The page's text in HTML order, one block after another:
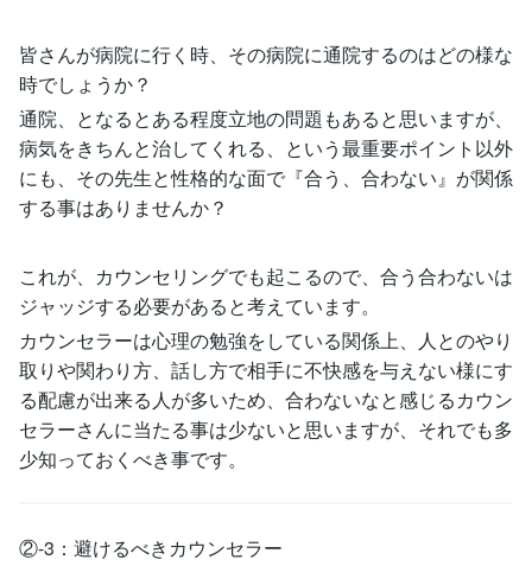
皆さんが病院に行く時、その病院に通院するのはどの様な
時でしょうか？
通院、となるとある程度立地の問題もあると思いますが、
病気をきちんと治してくれる、という最重要ポイント以外
にも、その先生と性格的な面で『合う、合わない』が関係
する事はありませんか？
これが、カウンセリングでも起こるので、合う合わないは
ジャッジする必要があると考えています。
カウンセラーは心理の勉強をしている関係上、人とのやり
取りや関わり方、話し方で相手に不快感を与えない様にす
る配慮が出来る人が多いため、合わないなと感じるカウン
セラーさんに当たる事は少ないと思いますが、それでも多
少知っておくべき事です。
②-3：避けるべきカウンセラー